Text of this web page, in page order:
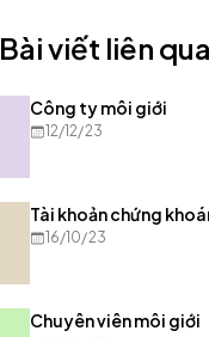
Bài viết liên
Công ty môi giới
12/12/23
Tài khoản chứng
16/10/23
Chuyên viên môi giới